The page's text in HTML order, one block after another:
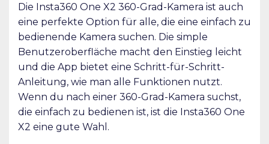
Die Insta360 One X2 360-Grad-Kamera ist auch
eine perfekte Option für alle, die eine einfach zu
bedienende Kamera suchen. Die simple
Benutzeroberfläche macht den Einstieg leicht
und die App bietet eine Schritt-für-Schritt-
Anleitung, wie man alle Funktionen nutzt.
Wenn du nach einer 360-Grad-Kamera suchst,
die einfach zu bedienen ist, ist die Insta360 One
X2 eine gute Wahl.